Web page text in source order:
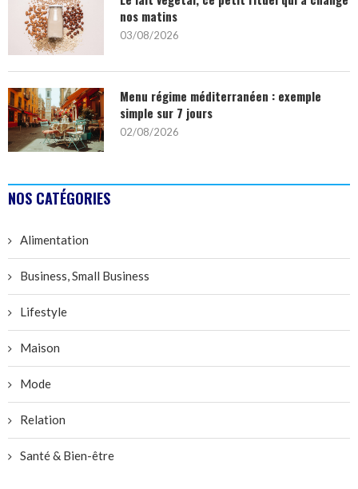
nos matins
03/08/2026
Menu régime méditerranéen : exemple
simple sur 7 jours
02/08/2026
NOS CATÉGORIES
Alimentation
Business, Small Business
Lifestyle
Maison
Mode
Relation
Santé & Bien-être